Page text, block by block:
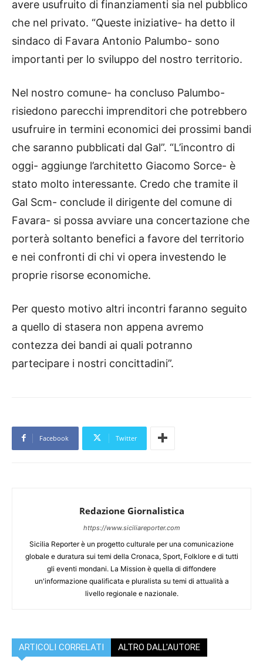
avere usufruito di finanziamenti sia nel pubblico
che nel privato. “Queste iniziative- ha detto il
sindaco di Favara Antonio Palumbo- sono
importanti per lo sviluppo del nostro territorio.
Nel nostro comune- ha concluso Palumbo-
risiedono parecchi imprenditori che potrebbero
usufruire in termini economici dei prossimi bandi
che saranno pubblicati dal Gal”. “L’incontro di
oggi- aggiunge l’architetto Giacomo Sorce- è
stato molto interessante. Credo che tramite il
Gal Scm- conclude il dirigente del comune di
Favara- si possa avviare una concertazione che
porterà soltanto benefici a favore del territorio
e nei confronti di chi vi opera investendo le
proprie risorse economiche.
Per questo motivo altri incontri faranno seguito
a quello di stasera non appena avremo
contezza dei bandi ai quali potranno
partecipare i nostri concittadini”.
Facebook Twitter
Redazione Giornalistica
https://www.siciliareporter.com
Sicilia Reporter è un progetto culturale per una comunicazione
globale e duratura sui temi della Cronaca, Sport, Folklore e di tutti
gli eventi mondani. La Mission è quella di diffondere
un'informazione qualificata e pluralista su temi di attualità a
livello regionale e nazionale.
ARTICOLI CORRELATI ALTRO DALL'AUTORE